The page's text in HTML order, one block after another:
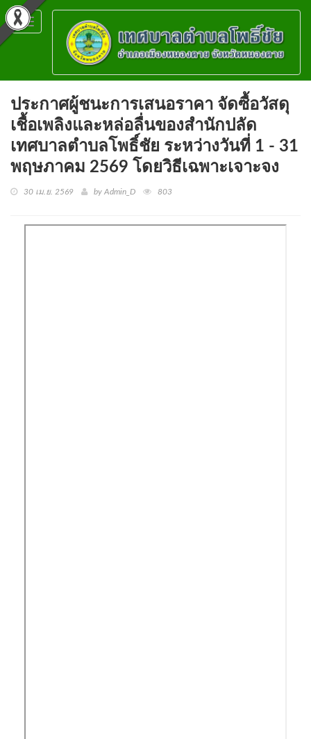
Toggle
navigation
ประกาศผู้ชนะการเสนอราคา จัดซื้อวัสดุ
เชื้อเพลิงและหล่อลื่นของสำนักปลัด
เทศบาลตำบลโพธิ์ชัย ระหว่างวันที่ 1 - 31
พฤษภาคม 2569 โดยวิธีเฉพาะเจาะจง
30 เม.ย. 2569 by Admin_D 803